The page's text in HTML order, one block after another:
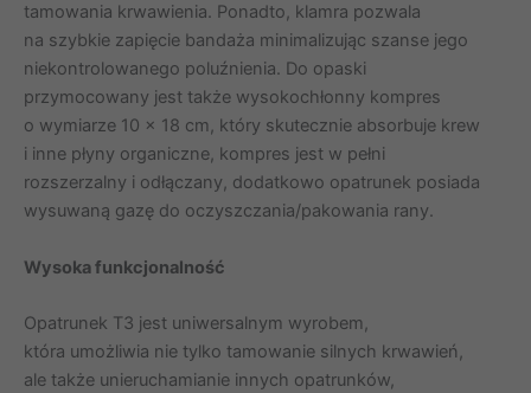
tamowania krwawienia. Ponadto, klamra pozwala
na szybkie zapięcie bandaża minimalizując szanse jego
niekontrolowanego poluźnienia. Do opaski
przymocowany jest także wysokochłonny kompres
o wymiarze 10 x 18 cm, który skutecznie absorbuje krew
i inne płyny organiczne, kompres jest w pełni
rozszerzalny i odłączany, dodatkowo opatrunek posiada
wysuwaną gazę do oczyszczania/pakowania rany.
Wysoka funkcjonalność
Opatrunek T3 jest uniwersalnym wyrobem,
która umożliwia nie tylko tamowanie silnych krwawień,
ale także unieruchamianie innych opatrunków,